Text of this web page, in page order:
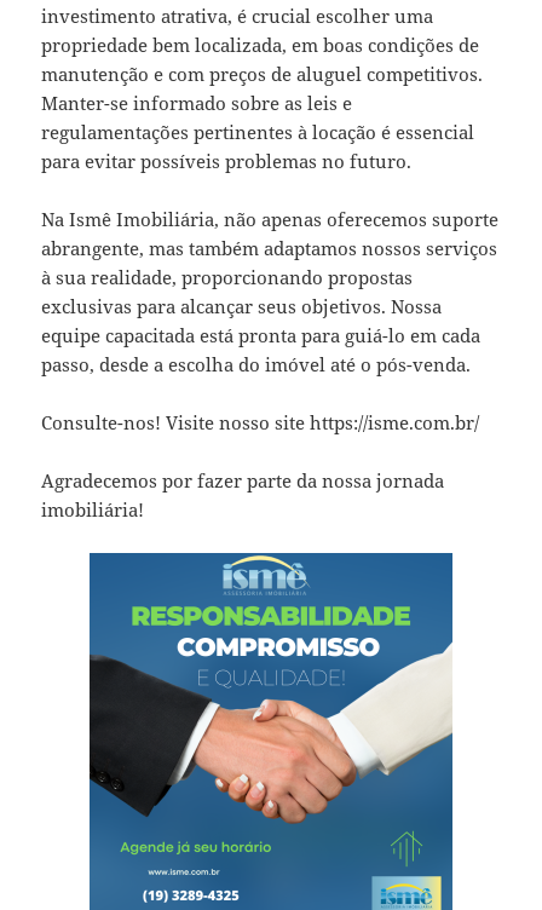
investimento atrativa, é crucial escolher uma
propriedade bem localizada, em boas condições de
manutenção e com preços de aluguel competitivos.
Manter-se informado sobre as leis e
regulamentações pertinentes à locação é essencial
para evitar possíveis problemas no futuro.
Na Ismê Imobiliária, não apenas oferecemos suporte
abrangente, mas também adaptamos nossos serviços
à sua realidade, proporcionando propostas
exclusivas para alcançar seus objetivos. Nossa
equipe capacitada está pronta para guiá-lo em cada
passo, desde a escolha do imóvel até o pós-venda.
Consulte-nos! Visite nosso site https://isme.com.br/
Agradecemos por fazer parte da nossa jornada
imobiliária!